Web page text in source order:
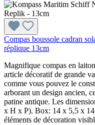
Compas boussole cadran
réplique 13cm
Magnifique compas en
article décoratif de grande
comme vous pouvez le
arborant un design ancien,
patine antique. Les
x H x P). Box: 14 x 5,5 x
éléments de décoration